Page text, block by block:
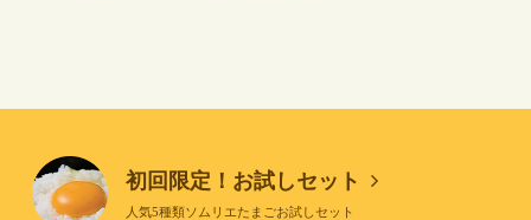
初回限定！お試しセット
人気5種類ソムリエたまごお試しセット